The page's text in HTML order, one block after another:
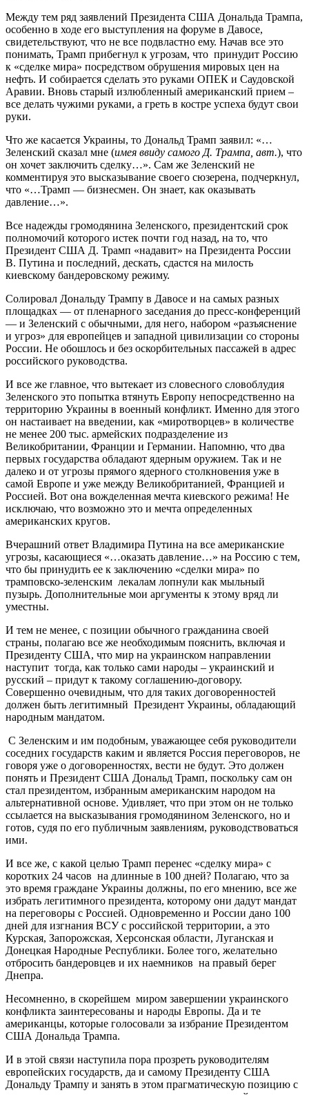
Между тем ряд заявлений Президента США Дональда Трампа,
особенно в ходе его выступления на форуме в Давосе,
свидетельствуют, что не все подвластно ему. Начав все это
понимать, Трамп прибегнул к угрозам, что принудит Россию
к «сделке мира» посредством обрушения мировых цен на
нефть. И собирается сделать это руками ОПЕК и Саудовской
Аравии. Вновь старый излюбленный американский прием –
все делать чужими руками, а греть в костре успеха будут свои
руки.
Что же касается Украины, то Дональд Трамп заявил: «…
Зеленский сказал мне (имея ввиду самого Д. Трампа, авт.), что
он хочет заключить сделку…». Сам же Зеленский не
комментируя это высказывание своего сюзерена, подчеркнул,
что «…Трамп — бизнесмен. Он знает, как оказывать
давление…».
Все надежды громодянина Зеленского, президентский срок
полномочий которого истек почти год назад, на то, что
Президент США Д. Трамп «надавит» на Президента России
В. Путина и последний, дескать, сдастся на милость
киевскому бандеровскому режиму.
Солировал Дональду Трампу в Давосе и на самых разных
площадках — от пленарного заседания до пресс-конференций
— и Зеленский с обычными, для него, набором «разъяснение
и угроз» для европейцев и западной цивилизации со стороны
России. Не обошлось и без оскорбительных пассажей в адрес
российского руководства.
И все же главное, что вытекает из словесного словоблудия
Зеленского это попытка втянуть Европу непосредственно на
территорию Украины в военный конфликт. Именно для этого
он настаивает на введении, как «миротворцев» в количестве
не менее 200 тыс. армейских подразделение из
Великобритании, Франции и Германии. Напомню, что два
первых государства обладают ядерным оружием. Так и не
далеко и от угрозы прямого ядерного столкновения уже в
самой Европе и уже между Великобританией, Францией и
Россией. Вот она вожделенная мечта киевского режима! Не
исключаю, что возможно это и мечта определенных
американских кругов.
Вчерашний ответ Владимира Путина на все американские
угрозы, касающиеся «…оказать давление…» на Россию с тем,
что бы принудить ее к заключению «сделки мира» по
трамповско-зеленским лекалам лопнули как мыльный
пузырь. Дополнительные мои аргументы к этому вряд ли
уместны.
И тем не менее, с позиции обычного гражданина своей
страны, полагаю все же необходимым пояснить, включая и
Президенту США, что мир на украинском направлении
наступит тогда, как только сами народы – украинский и
русский – придут к такому соглашению-договору.
Совершенно очевидным, что для таких договоренностей
должен быть легитимный Президент Украины, обладающий
народным мандатом.
С Зеленским и им подобным, уважающее себя руководители
соседних государств каким и является Россия переговоров, не
говоря уже о договоренностях, вести не будут. Это должен
понять и Президент США Дональд Трамп, поскольку сам он
стал президентом, избранным американским народом на
альтернативной основе. Удивляет, что при этом он не только
ссылается на высказывания громодянином Зеленского, но и
готов, судя по его публичным заявлениям, руководствоваться
ими.
И все же, с какой целью Трамп перенес «сделку мира» с
коротких 24 часов на длинные в 100 дней? Полагаю, что за
это время граждане Украины должны, по его мнению, все же
избрать легитимного президента, которому они дадут мандат
на переговоры с Россией. Одновременно и России дано 100
дней для изгнания ВСУ с российской территории, а это
Курская, Запорожская, Херсонская области, Луганская и
Донецкая Народные Республики. Более того, желательно
отбросить бандеровцев и их наемников на правый берег
Днепра.
Несомненно, в скорейшем миром завершении украинского
конфликта заинтересованы и народы Европы. Да и те
американцы, которые голосовали за избрание Президентом
США Дональда Трампа.
И в этой связи наступила пора прозреть руководителям
европейских государств, да и самому Президенту США
Дональду Трампу и занять в этом прагматическую позицию с